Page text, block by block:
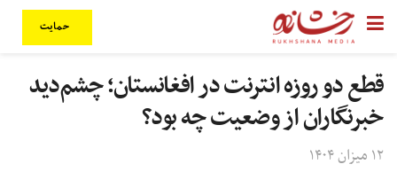
حمایت
قطع دو روزه انترنت در افغانستان؛ چشم‌دید
خبرنگاران از وضعیت چه بود؟
۱۲ میزان ۱۴۰۴